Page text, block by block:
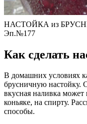
НАСТОЙКА из
Эп.№177
Как сделать
В домашних условиях
брусничную настойку.
вкусная наливка может
коньяке, на спирту.
способы.